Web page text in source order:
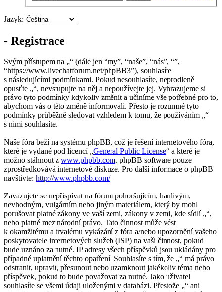
Jazyk:
- Registrace
Svým přístupem na „“ (dále jen “my”, “naše”, “nás”, “”,
“https://www.livechatforum.net/phpBB3”), souhlasíte
s následujícími podmínkami. Pokud nesouhlasíte, neprodleně
opusťte „“, nevstupujte na něj a nepoužívejte jej. Vyhrazujeme si
právo tyto podmínky kdykoliv změnit a učiníme vše potřebné pro to,
abychom vás o této změně informovali. Přesto je rozumné tyto
podmínky průběžně sledovat vzhledem k tomu, že používáním „“
s nimi souhlasíte.
Naše fóra beží na systému phpBB, což je řešení internetového fóra,
které je vydané pod licencí „General Public License“ a které je
možno stáhnout z www.phpbb.com. phpBB software pouze
zprostředkovává internetové diskuze. Pro další informace o phpBB
navštivte: http://www.phpbb.com/.
Zavazujete se nepřispívat na fórum pohoršujícím, hanlivým,
nevhodným, vulgárním nebo jiným materiálem, který by mohl
porušovat platné zákony ve vaší zemi, zákony v zemi, kde sídlí „“,
nebo platné mezinárodní právo. Tato činnost může vést
k okamžitému a trvalému vykázání z fóra a/nebo upozornění vašeho
poskytovatele internetových služeb (ISP) na vaši činnost, pokud
bude uznáno za nutné. IP adresy všech příspěvků jsou ukládány pro
případné uplatnění těchto opatření. Souhlasíte s tím, že „“ má právo
odstranit, upravit, přesunout nebo uzamknout jakékoliv téma nebo
příspěvek, pokud to bude považovat za nutné. Jako uživatel
souhlasíte se všemi údaji uloženými v databázi. Přestože „“ ani